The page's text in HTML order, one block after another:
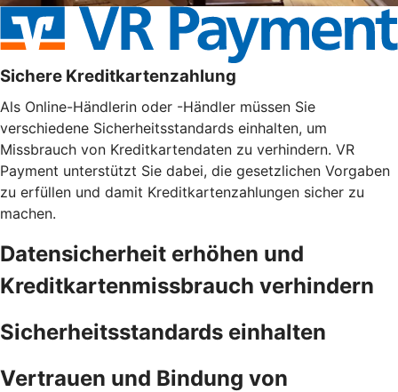
Sichere Kreditkartenzahlung
Als Online-Händlerin oder -Händler müssen Sie
verschiedene Sicherheitsstandards einhalten, um
Missbrauch von Kreditkartendaten zu verhindern. VR
Payment unterstützt Sie dabei, die gesetzlichen Vorgaben
zu erfüllen und damit Kreditkartenzahlungen sicher zu
machen.
Datensicherheit erhöhen und
Kreditkartenmissbrauch verhindern
Sicherheitsstandards einhalten
Vertrauen und Bindung von